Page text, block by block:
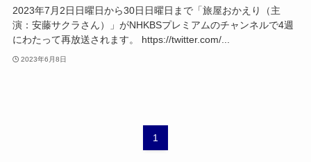
2023年7月2日日曜日から30日日曜日まで「旅屋おかえり（主
演：安藤サクラさん）」がNHKBSプレミアムのチャンネルで4週
にわたって再放送されます。 https://twitter.com/...
2023年6月8日
1